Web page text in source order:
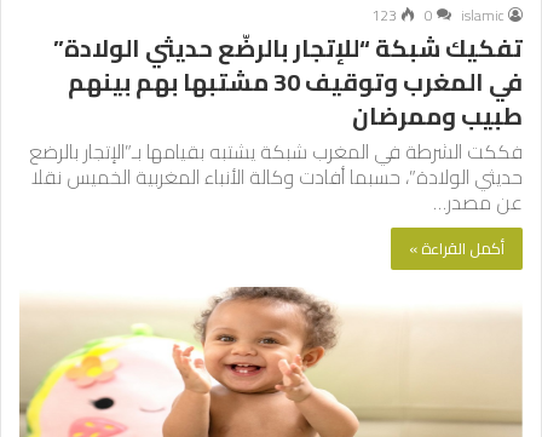
islamic
0
123
تفكيك شبكة “للإتجار بالرضّع حديثي الولادة”
في المغرب وتوقيف 30 مشتبها بهم بينهم
طبيب وممرضان
فككت الشرطة في المغرب شبكة يشتبه بقيامها بـ”الإتجار بالرضع
حديثي الولادة”، حسبما أفادت وكالة الأنباء المغربية الخميس نقلا
عن مصدر…
أكمل القراءة »